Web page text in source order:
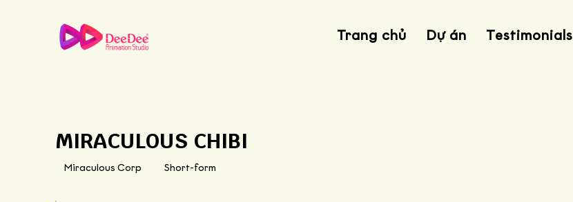
Trang chủ Dự án Testimonials
MIRACULOUS CHIBI
Miraculous Corp Short-form